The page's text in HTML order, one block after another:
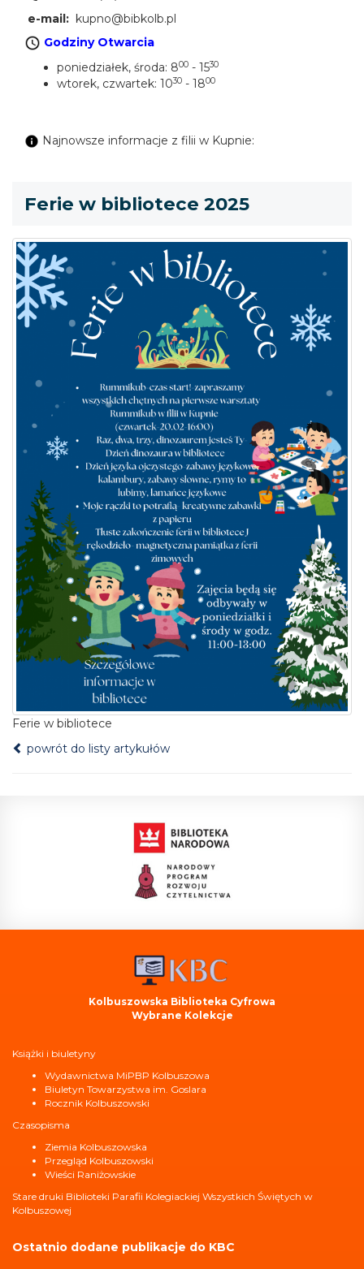
e-mail: kupno@bibkolb.pl
Godziny Otwarcia
poniedziałek, środa: 800 - 1530
wtorek, czwartek: 1030 - 1800
Najnowsze informacje z filii w Kupnie:
Ferie w bibliotece 2025
Ferie w bibliotece
powrót do listy artykułów
Kolbuszowska Biblioteka Cyfrowa
Wybrane Kolekcje
Książki i biuletyny
Wydawnictwa MiPBP Kolbuszowa
Biuletyn Towarzystwa im. Goslara
Rocznik Kolbuszowski
Czasopisma
Ziemia Kolbuszowska
Przegląd Kolbuszowski
Wieści Raniżowskie
Stare druki Biblioteki Parafii Kolegiackiej Wszystkich Świętych w
Kolbuszowej
Ostatnio dodane publikacje do KBC